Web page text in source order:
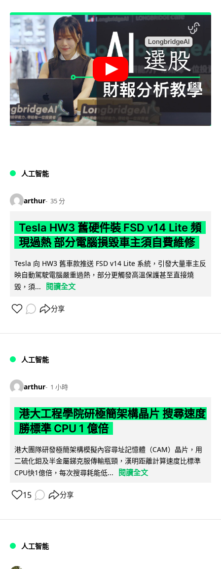
人工智能
arthur 35 分
Tesla HW3 舊硬件裝 FSD v14 Lite 頻
現過熱 部分電腦損毀車主須自費維修
Tesla 向 HW3 舊車款推送 FSD v14 Lite 系統，引發大量車主反
映自動駕駛電腦嚴重過熱，部分更觸發高溫保護甚至直接燒
毀，須...
閱讀全文
分享
人工智能
arthur 1 小時
港大工程學院研極簡架構晶片 搜尋速度
勝標準 CPU 1 億倍
港大團隊研發極簡架構模擬內容尋址記憶體（CAM）晶片，用
二硫化鉬及半金屬銻克服傳輸瓶頸，漢明距離計算速度比標準
CPU快1億倍，每次搜尋耗能低...
閱讀全文
15 分享
人工智能